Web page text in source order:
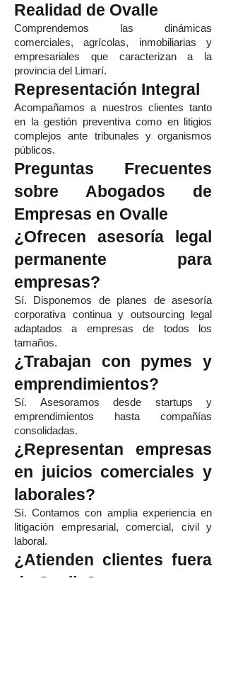
Realidad de Ovalle
Comprendemos las dinámicas
comerciales, agrícolas, inmobiliarias y
empresariales que caracterizan a la
provincia del Limarí.
Representación Integral
Acompañamos a nuestros clientes tanto
en la gestión preventiva como en litigios
complejos ante tribunales y organismos
públicos.
Preguntas Frecuentes
sobre Abogados de
Empresas en Ovalle
¿Ofrecen asesoría legal
permanente para
empresas?
Sí. Disponemos de planes de asesoría
corporativa continua y outsourcing legal
adaptados a empresas de todos los
tamaños.
¿Trabajan con pymes y
emprendimientos?
Sí. Asesoramos desde startups y
emprendimientos hasta compañías
consolidadas.
¿Representan empresas
en juicios comerciales y
laborales?
Sí. Contamos con amplia experiencia en
litigación empresarial, comercial, civil y
laboral.
¿Atienden clientes fuera
de Ovalle?